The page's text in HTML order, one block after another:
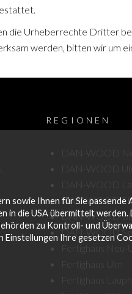
Ihnen für Sie passende
in die USA übermittelt
zu Kontroll- und
Ihre gesetzen
die Urheberrechte Dritter
werden, bitten wir um
REGIONEN
DAN-WOOD
DAN-WOOD
DAN-WOOD
Fertighaus Neu-
Fertighaus Ulm
Fertighaus